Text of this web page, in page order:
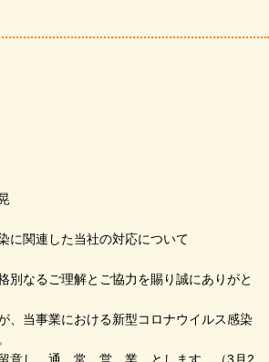
に関連した当社の対応について
別なるご理解とご協力を賜り誠にありがと
、当事業における新型コロナウイルス感染